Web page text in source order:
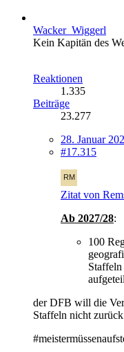
Wacker_Wiggerl
Kein Kapitän des
Reaktionen
1.335
Beiträge
23.277
28. Januar
#17.315
Zitat von
Ab 2027/28:
100
der DFB will die
Staffeln nicht zurück